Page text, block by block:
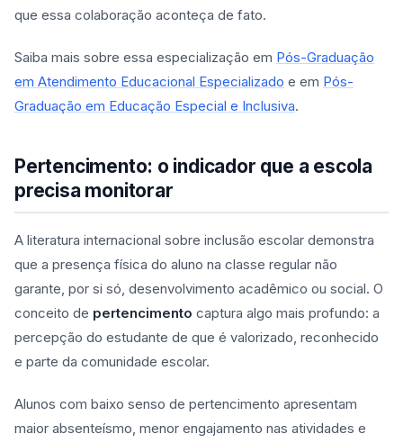
que essa colaboração aconteça de fato.
Saiba mais sobre essa especialização em Pós-Graduação
em Atendimento Educacional Especializado e em Pós-
Graduação em Educação Especial e Inclusiva.
Pertencimento: o indicador que a escola
precisa monitorar
A literatura internacional sobre inclusão escolar demonstra
que a presença física do aluno na classe regular não
garante, por si só, desenvolvimento acadêmico ou social. O
conceito de pertencimento captura algo mais profundo: a
percepção do estudante de que é valorizado, reconhecido
e parte da comunidade escolar.
Alunos com baixo senso de pertencimento apresentam
maior absenteísmo, menor engajamento nas atividades e